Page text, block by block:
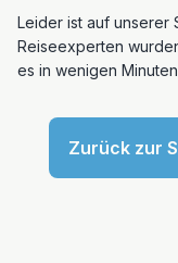
Leider ist auf unserer
Reiseexperten
es in wenigen
Zurück zur